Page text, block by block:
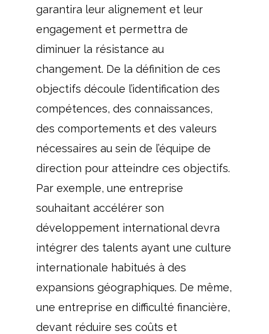
garantira leur alignement et leur
engagement et permettra de
diminuer la résistance au
changement. De la définition de ces
objectifs découle l’identification des
compétences, des connaissances,
des comportements et des valeurs
nécessaires au sein de l’équipe de
direction pour atteindre ces objectifs.
Par exemple, une entreprise
souhaitant accélérer son
développement international devra
intégrer des talents ayant une culture
internationale habitués à des
expansions géographiques. De même,
une entreprise en difficulté financière,
devant réduire ses coûts et